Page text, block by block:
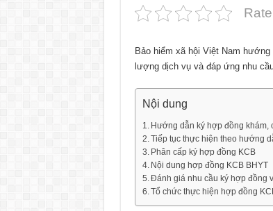
Bảo hiểm xã hội Việt Nam
lượng dịch vụ và đáp ứng nhu
Nội dung
Hướng dẫn ký hợp đồng khám,
Tiếp tục thực hiện theo hướng
Phân cấp ký hợp đồng KCB
Nội dung hợp đồng KCB BHYT
Đánh giá nhu cầu ký hợp đồng
Tổ chức thực hiện hợp đồng